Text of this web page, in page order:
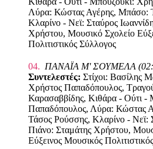
Λύρα: Κώστας Αγέρης, Μπάσο:
Κλαρίνο - Νεϊ: Σταύρος
Χρήστου, Μουσικό Σχολείο
Πολιτιστικός Σύλλογος
04. ΠΑΝΑΪΑ Μ' ΣΟΥΜΕΛΑ
Συντελεστές: Στίχοι: Βασίλης
Χρήστος Παπαδόπουλος,
Καρασαββίδης, Κιθάρα - Ούτι -
Παπαδόπουλος, Λύρα: Κώστας
Τάσος Ρούσσης, Κλαρίνο - Νεϊ:
Πιάνο: Σταμάτης Χρήστου,
Εύξεινος Μουσικός